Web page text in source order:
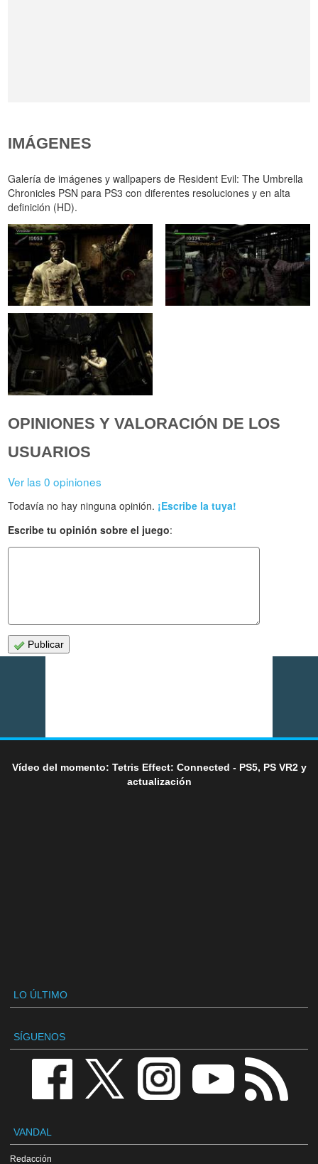
IMÁGENES
Galería de imágenes y wallpapers de Resident Evil: The Umbrella
Chronicles PSN para PS3 con diferentes resoluciones y en alta
definición (HD).
OPINIONES Y VALORACIÓN DE LOS
USUARIOS
Ver las 0 opiniones
Todavía no hay ninguna opinión. ¡Escribe la tuya!
Escribe tu opinión sobre el juego:
Publicar
Vídeo del momento: Tetris Effect: Connected - PS5, PS VR2 y
actualización
LO ÚLTIMO
SÍGUENOS
VANDAL
Redacción